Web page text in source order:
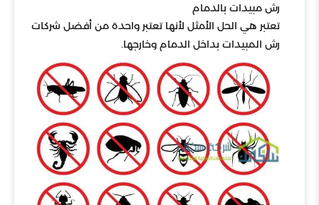
رش مبيدات بالدمام
تعتبر هي الحل الأمثل لأنها تعتبر واحدة من أفضل شركات
رش المبيدات بداخل الدمام وخارجها.